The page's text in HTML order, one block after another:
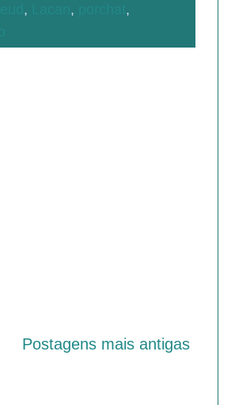
, ,
,
Postagens mais antigas